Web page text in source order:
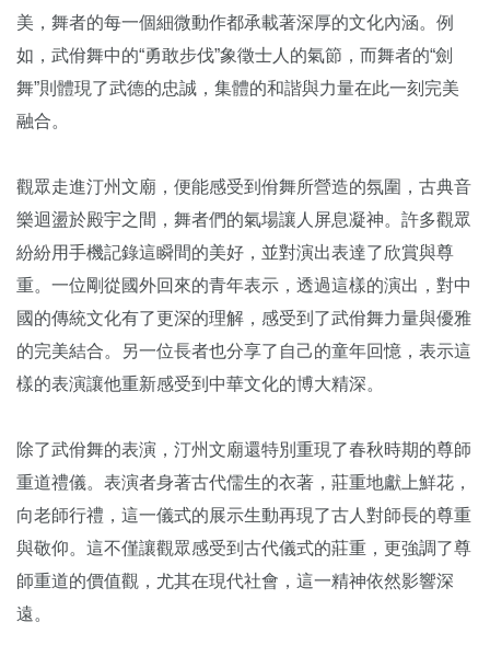
美，舞者的每一個細微動作都承載著深厚的文化內涵。例
如，武佾舞中的“勇敢步伐”象徵士人的氣節，而舞者的“劍
舞”則體現了武德的忠誠，集體的和諧與力量在此一刻完美
融合。
觀眾走進汀州文廟，便能感受到佾舞所營造的氛圍，古典音
樂迴盪於殿宇之間，舞者們的氣場讓人屏息凝神。許多觀眾
紛紛用手機記錄這瞬間的美好，並對演出表達了欣賞與尊
重。一位剛從國外回來的青年表示，透過這樣的演出，對中
國的傳統文化有了更深的理解，感受到了武佾舞力量與優雅
的完美結合。另一位長者也分享了自己的童年回憶，表示這
樣的表演讓他重新感受到中華文化的博大精深。
除了武佾舞的表演，汀州文廟還特別重現了春秋時期的尊師
重道禮儀。表演者身著古代儒生的衣著，莊重地獻上鮮花，
向老師行禮，這一儀式的展示生動再現了古人對師長的尊重
與敬仰。這不僅讓觀眾感受到古代儀式的莊重，更強調了尊
師重道的價值觀，尤其在現代社會，這一精神依然影響深
遠。